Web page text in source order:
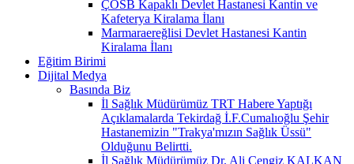
ÇOSB Kapaklı Devlet Hastanesi Kantin ve
Kafeterya Kiralama İlanı
Marmaraereğlisi Devlet Hastanesi Kantin
Kiralama İlanı
Eğitim Birimi
Dijital Medya
Basında Biz
İl Sağlık Müdürümüz TRT Habere Yaptığı
Açıklamalarda Tekirdağ İ.F.Cumalıoğlu Şehir
Hastanemizin "Trakya'mızın Sağlık Üssü"
Olduğunu Belirtti.
İl Sağlık Müdürümüz Dr. Ali Cengiz KALKAN